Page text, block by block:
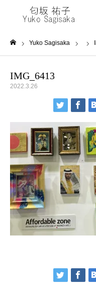
Yuko Sagisaka
IMG_6413
2022.3.26